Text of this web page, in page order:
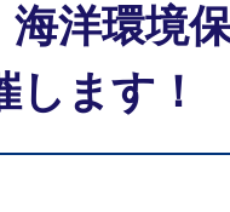
洋環境
ます！